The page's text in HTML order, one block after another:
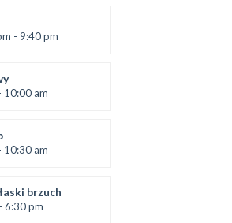
- 9:40 pm
10:00 am
10:30 am
brzuch
6:30 pm